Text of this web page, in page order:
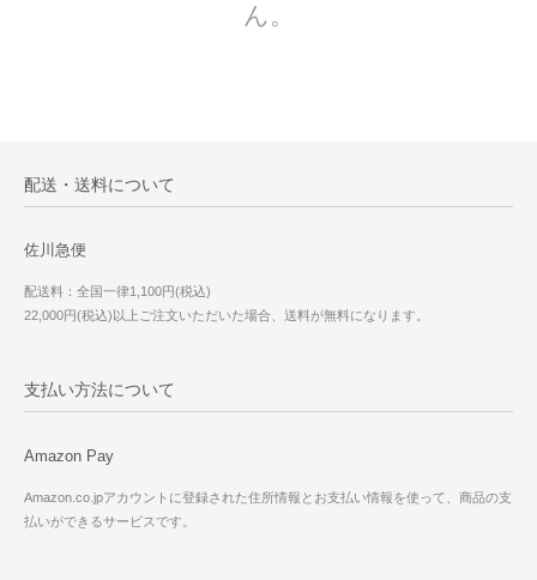
ん。
配送・送料について
佐川急便
配送料：全国一律1,100円(税込)
22,000円(税込)以上ご注文いただいた場合、送料が無料になります。
支払い方法について
Amazon Pay
Amazon.co.jpアカウントに登録された住所情報とお支払い情報を使って、商品の支
払いができるサービスです。